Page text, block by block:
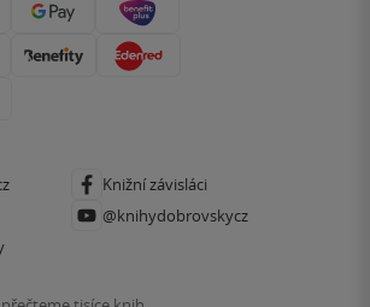
Knižní závisláci
@knihydobrovskycz